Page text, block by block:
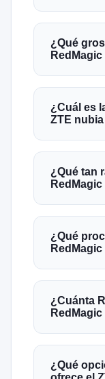
¿Qué
¿Cuál es
ZTE
¿Qué tan
¿Qué
¿Cuánta
¿Qué